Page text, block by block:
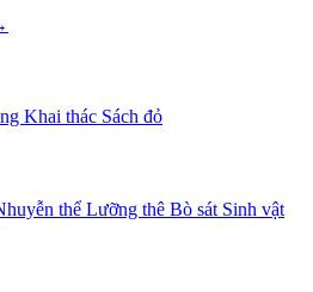
Khai thác Sách đỏ
thể Lưỡng thê Bò sát Sinh vật